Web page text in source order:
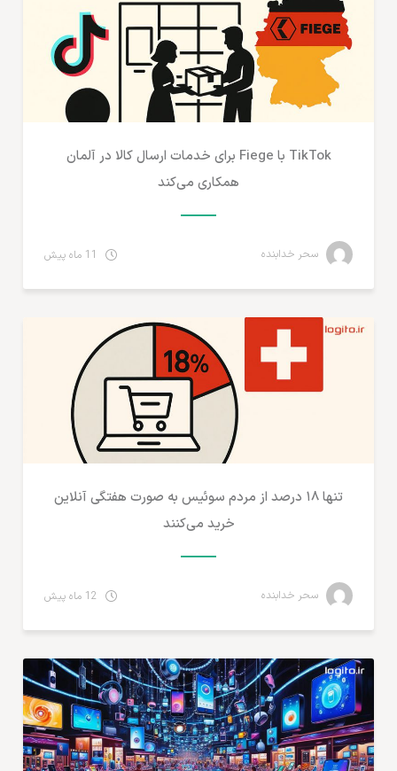
TikTok با Fiege برای خدمات ارسال کالا در آلمان
همکاری می‌کند
سحر خدابنده
تنها ۱۸ درصد از مردم سوئیس به صورت هفتگی آنلاین
خرید می‌کنند
سحر خدابنده